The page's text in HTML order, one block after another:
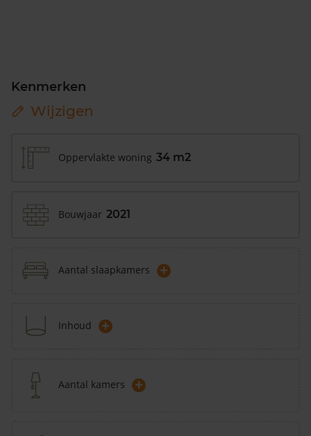
Kenmerken
Wijzigen
Oppervlakte woning 34 m2
Bouwjaar 2021
Aantal slaapkamers +
Inhoud +
Aantal kamers +